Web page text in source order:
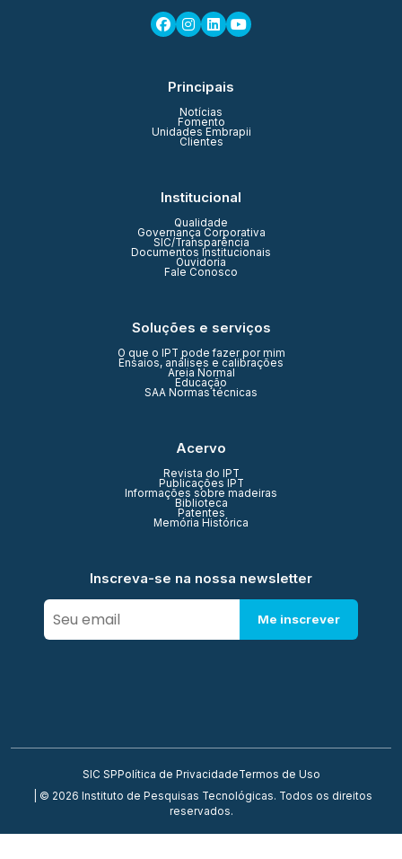
Principais
Notícias
Fomento
Unidades Embrapii
Clientes
Institucional
Qualidade
Governança Corporativa
SIC/Transparência
Documentos Institucionais
Ouvidoria
Fale Conosco
Soluções e serviços
O que o IPT pode fazer por mim
Ensaios, análises e calibrações
Areia Normal
Educação
SAA Normas técnicas
Acervo
Revista do IPT
Publicações IPT
Informações sobre madeiras
Biblioteca
Patentes
Memória Histórica
Inscreva-se na nossa newsletter
Me inscrever
SIC SP Política de PrivacidadeTermos de Uso
| © 2026 Instituto de Pesquisas Tecnológicas. Todos os direitos
reservados.